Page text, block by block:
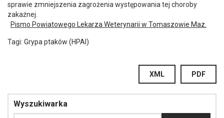
sprawie zmniejszenia zagrożenia występowania tej choroby
zakaźnej.
Pismo Powiatowego Lekarza Weterynarii w Tomaszowie Maz.
Tagi: Grypa ptaków (HPAI)
PDF
XML
Wyszukiwarka